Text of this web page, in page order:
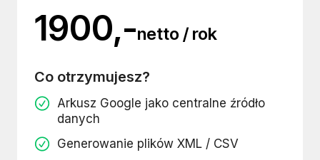
1900,-netto / rok
Co otrzymujesz?
Arkusz Google jako centralne źródło
danych
Generowanie plików XML / CSV